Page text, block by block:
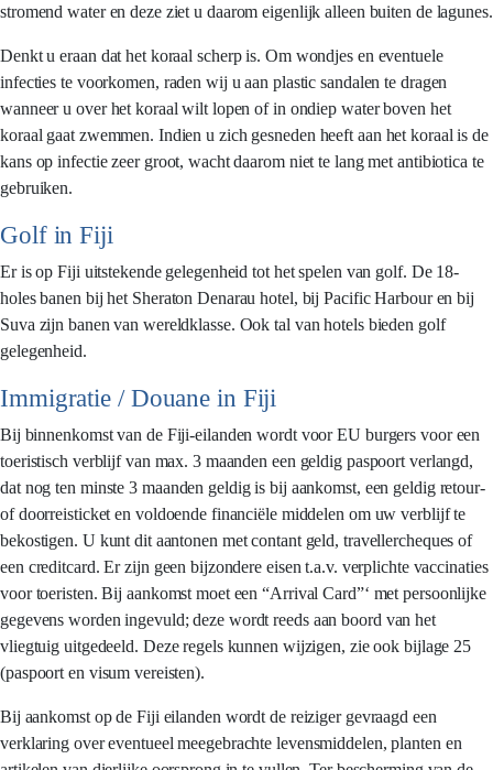
stromend water en deze ziet u daarom eigenlijk alleen buiten de lagunes.
Denkt u eraan dat het koraal scherp is. Om wondjes en eventuele
infecties te voorkomen, raden wij u aan plastic sandalen te dragen
wanneer u over het koraal wilt lopen of in ondiep water boven het
koraal gaat zwemmen. Indien u zich gesneden heeft aan het koraal is de
kans op infectie zeer groot, wacht daarom niet te lang met antibiotica te
gebruiken.
Golf in Fiji
Er is op Fiji uitstekende gelegenheid tot het spelen van golf. De 18-
holes banen bij het Sheraton Denarau hotel, bij Pacific Harbour en bij
Suva zijn banen van wereldklasse. Ook tal van hotels bieden golf
gelegenheid.
Immigratie / Douane in Fiji
Bij binnenkomst van de Fiji-eilanden wordt voor EU burgers voor een
toeristisch verblijf van max. 3 maanden een geldig paspoort verlangd,
dat nog ten minste 3 maanden geldig is bij aankomst, een geldig retour-
of doorreisticket en voldoende financiële middelen om uw verblijf te
bekostigen. U kunt dit aantonen met contant geld, travellercheques of
een creditcard. Er zijn geen bijzondere eisen t.a.v. verplichte vaccinaties
voor toeristen. Bij aankomst moet een “Arrival Card”‘ met persoonlijke
gegevens worden ingevuld; deze wordt reeds aan boord van het
vliegtuig uitgedeeld. Deze regels kunnen wijzigen, zie ook bijlage 25
(paspoort en visum vereisten).
Bij aankomst op de Fiji eilanden wordt de reiziger gevraagd een
verklaring over eventueel meegebrachte levensmiddelen, planten en